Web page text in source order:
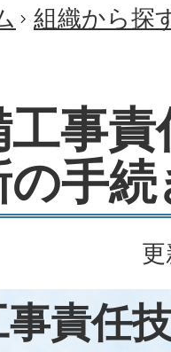
組織から探
事
手
責任